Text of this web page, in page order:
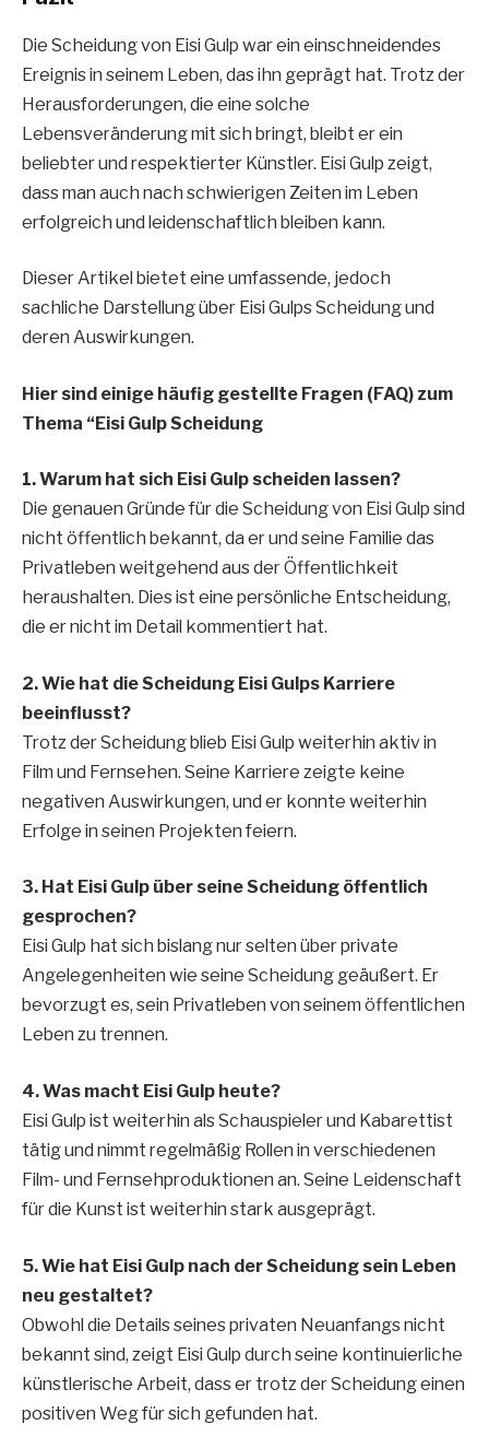
Die Scheidung von Eisi Gulp war ein einschneidendes
Ereignis in seinem Leben, das ihn geprägt hat. Trotz der
Herausforderungen, die eine solche
Lebensveränderung mit sich bringt, bleibt er ein
beliebter und respektierter Künstler. Eisi Gulp zeigt,
dass man auch nach schwierigen Zeiten im Leben
erfolgreich und leidenschaftlich bleiben kann.
Dieser Artikel bietet eine umfassende, jedoch
sachliche Darstellung über Eisi Gulps Scheidung und
deren Auswirkungen.
Hier sind einige häufig gestellte Fragen (FAQ) zum
Thema “Eisi Gulp Scheidung
1. Warum hat sich Eisi Gulp scheiden lassen?
Die genauen Gründe für die Scheidung von Eisi Gulp sind
nicht öffentlich bekannt, da er und seine Familie das
Privatleben weitgehend aus der Öffentlichkeit
heraushalten. Dies ist eine persönliche Entscheidung,
die er nicht im Detail kommentiert hat.
2. Wie hat die Scheidung Eisi Gulps Karriere
beeinflusst?
Trotz der Scheidung blieb Eisi Gulp weiterhin aktiv in
Film und Fernsehen. Seine Karriere zeigte keine
negativen Auswirkungen, und er konnte weiterhin
Erfolge in seinen Projekten feiern.
3. Hat Eisi Gulp über seine Scheidung öffentlich
gesprochen?
Eisi Gulp hat sich bislang nur selten über private
Angelegenheiten wie seine Scheidung geäußert. Er
bevorzugt es, sein Privatleben von seinem öffentlichen
Leben zu trennen.
4. Was macht Eisi Gulp heute?
Eisi Gulp ist weiterhin als Schauspieler und Kabarettist
tätig und nimmt regelmäßig Rollen in verschiedenen
Film- und Fernsehproduktionen an. Seine Leidenschaft
für die Kunst ist weiterhin stark ausgeprägt.
5. Wie hat Eisi Gulp nach der Scheidung sein Leben
neu gestaltet?
Obwohl die Details seines privaten Neuanfangs nicht
bekannt sind, zeigt Eisi Gulp durch seine kontinuierliche
künstlerische Arbeit, dass er trotz der Scheidung einen
positiven Weg für sich gefunden hat.